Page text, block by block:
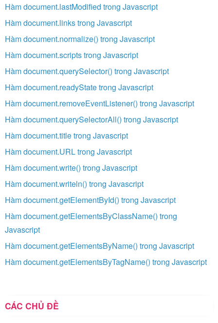
Hàm document.lastModified trong Javascript
Hàm document.links trong Javascript
Hàm document.normalize() trong Javascript
Hàm document.scripts trong Javascript
Hàm document.querySelector() trong Javascript
Hàm document.readyState trong Javascript
Hàm document.removeEventListener() trong Javascript
Hàm document.querySelectorAll() trong Javascript
Hàm document.title trong Javascript
Hàm document.URL trong Javascript
Hàm document.write() trong Javascript
Hàm document.writeln() trong Javascript
Hàm document.getElementById() trong Javascript
Hàm document.getElementsByClassName() trong
Javascript
Hàm document.getElementsByName() trong Javascript
Hàm document.getElementsByTagName() trong Javascript
CÁC CHỦ ĐỀ